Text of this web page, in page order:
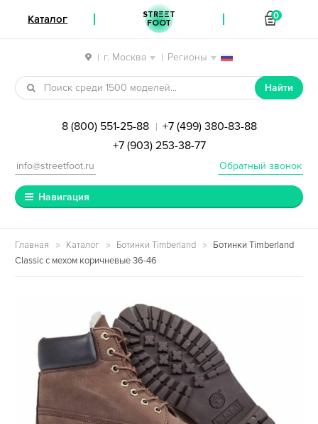
| г. Москва | Регионы
Перейти к навигации
Перейти к содержимому
Найти
8 (800) 551-25-88 | +7 (499) 380-83-88
+7 (903) 253-38-77
Обратный звонок
info@streetfoot.ru
Навигация
Главная Каталог Ботинки Timberland
Ботинки Timberland
Classic с мехом коричневые 36-46
Каталог STREET
FOOT
0